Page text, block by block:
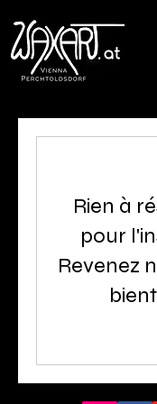
Rien à
pour
Revenez